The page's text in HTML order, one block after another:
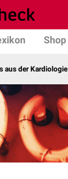
Shop
aus der Kardiologie